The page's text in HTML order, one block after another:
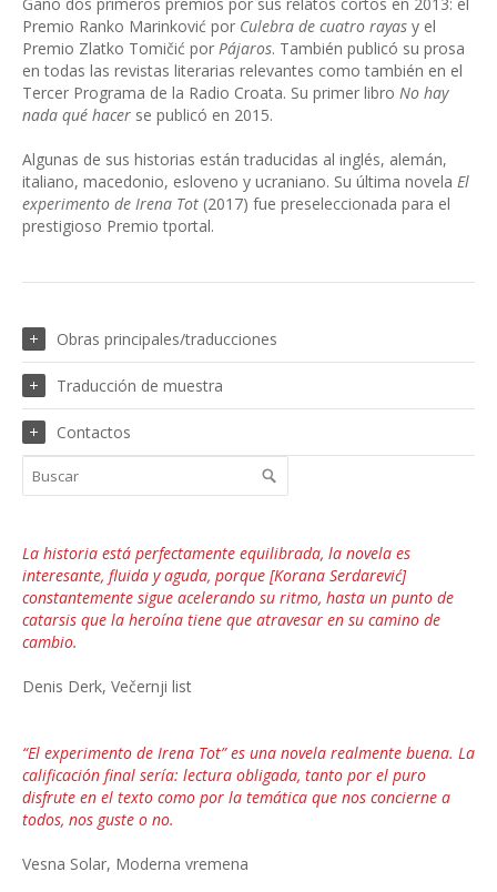
Premio Ranko Marinković por Culebra de cuatro rayas y el
Premio Zlatko Tomičić por Pájaros. También publicó su prosa
en todas las revistas literarias relevantes como también en el
Tercer Programa de la Radio Croata. Su primer libro No hay
nada qué hacer se publicó en 2015.
Algunas de sus historias están traducidas al inglés, alemán,
italiano, macedonio, esloveno y ucraniano. Su última novela El
experimento de Irena Tot (2017) fue preseleccionada para el
prestigioso Premio tportal.
Obras principales/traducciones
Traducción de muestra
Contactos
La historia está perfectamente equilibrada, la novela es
interesante, fluida y aguda, porque [Korana Serdarević]
constantemente sigue acelerando su ritmo, hasta un punto de
catarsis que la heroína tiene que atravesar en su camino de
cambio.
Denis Derk, Večernji list
“El experimento de Irena Tot” es una novela realmente buena. La
calificación final sería: lectura obligada, tanto por el puro
disfrute en el texto como por la temática que nos concierne a
todos, nos guste o no.
Vesna Solar, Moderna vremena